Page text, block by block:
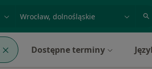
miasto lub dzielnica
Dostępne terminy